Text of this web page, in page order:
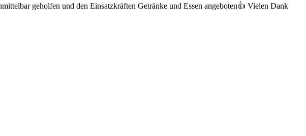
geholfen und den Einsatzkräften Getränke und Essen angeboten👍 Vielen Dank